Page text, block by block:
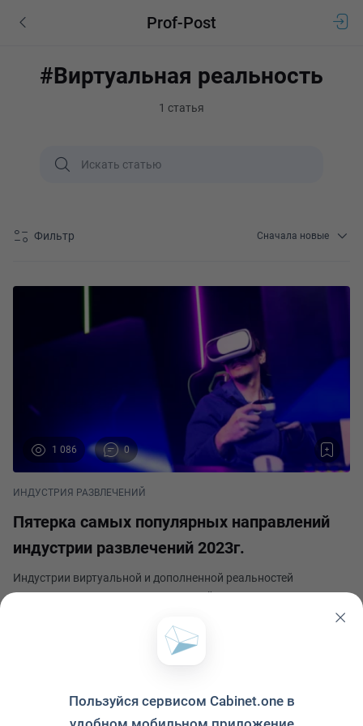
Prof-Post
#Виртуальная реальность
1 статья
Фильтр Сначала новые
1 086 0
ИНДУСТРИЯ РАЗВЛЕЧЕНИЙ
Пятерка самых популярных направлений
индустрии развлечений 2023г.
Индустрии виртуальной и дополненной реальностей
стремительно развиваются в данный момент и уже
самых коммерчески успешных проектах. Специалисты PWC
включили VR в список самых активно развивающихся и
Опубликовано 10 октября 2023
Пользуйся сервисом Cabinet.one в